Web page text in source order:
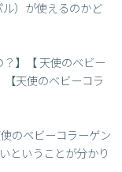
）が使えるのかど
】【 天使のベビー
天使のベビーコラ
のベビーコラーゲン
ということが分かり